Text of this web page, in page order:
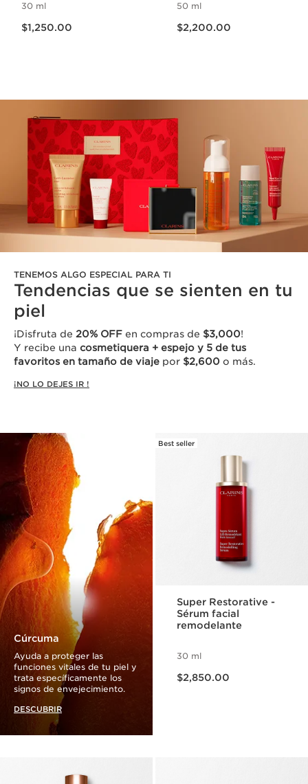
30 ml
$1,250.00
contorno
50 ml
$2,200.00
TENEMOS ALGO ESPECIAL PARA TI
Tendencias que se sienten en tu
piel
¡Disfruta de 20% OFF en compras de $3,000!
Y recibe una cosmetiquera + espejo y 5 de tus
favoritos en tamaño de viaje por $2,600 o más.
¡NO LO DEJES IR !
Cúrcuma
Ayuda a proteger las
funciones vitales de tu piel y
trata específicamente los
signos de envejecimiento.
DESCUBRIR
Best seller
Super Restorative -
Sérum facial
remodelante
30 ml
$2,850.00